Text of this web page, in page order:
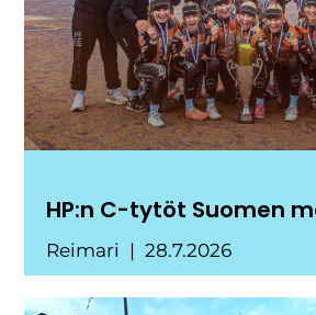
HP:n C-tytöt Suomen
Reimari 28.7.2026